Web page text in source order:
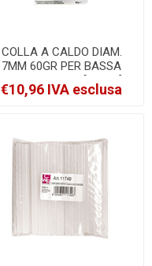
COLLA A CALDO DIAM.
7MM 60GR PER BASSA
TEMPERATURA [D1522]
€10,96 IVA esclusa